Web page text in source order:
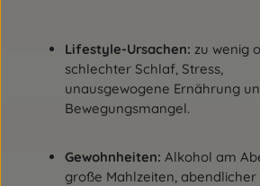
Lifestyle-Ursachen: zu wenig
schlechter Schlaf, Stress,
unausgewogene Ernährung
Bewegungsmangel.
Gewohnheiten: Alkohol am
große Mahlzeiten,